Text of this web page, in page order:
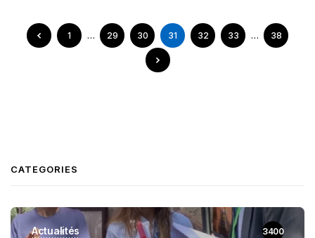
1 … 29 30 31 32 33 … 38
CATEGORIES
Actualités 3400